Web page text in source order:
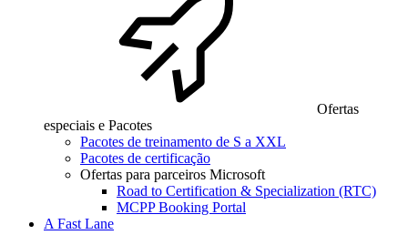
Ofertas
especiais e Pacotes
Pacotes de treinamento de S a XXL
Pacotes de certificação
Ofertas para parceiros Microsoft
Road to Certification & Specialization (RTC)
MCPP Booking Portal
A Fast Lane